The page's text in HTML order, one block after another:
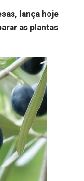
lança hoje
as plantas